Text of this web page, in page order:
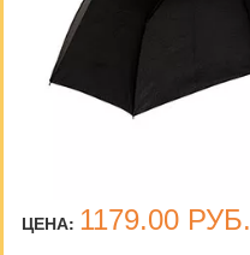
ЦЕНА: 1179.00 РУБ.